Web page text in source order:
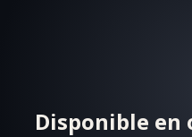
Disponible